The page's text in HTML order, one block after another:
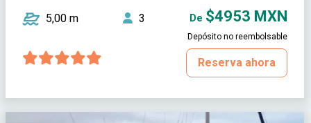
5,00 m 3 De $4953 MXN
Depósito no reembolsable
Reserva ahora